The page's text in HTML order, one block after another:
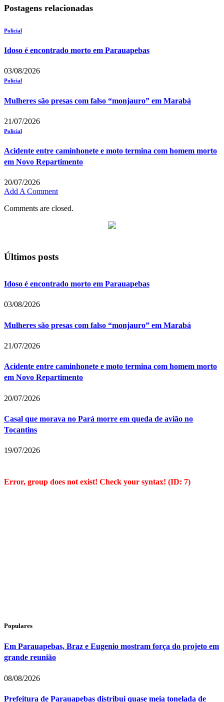
Postagens relacionadas
Policial
Idoso é encontrado morto em Parauapebas
03/08/2026
Policial
Mulheres são presas com falso “monjauro” em Marabá
21/07/2026
Policial
Acidente entre caminhonete e moto termina com homem morto
em Novo Repartimento
20/07/2026
Add A Comment
Comments are closed.
Últimos posts
Idoso é encontrado morto em Parauapebas
03/08/2026
Mulheres são presas com falso “monjauro” em Marabá
21/07/2026
Acidente entre caminhonete e moto termina com homem morto
em Novo Repartimento
20/07/2026
Casal que morava no Pará morre em queda de avião no
Tocantins
19/07/2026
Error, group does not exist! Check your syntax! (ID: 7)
Populares
Em Parauapebas, Braz e Eugenio mostram força do projeto em
grande reunião
08/08/2026
Prefeitura de Parauapebas distribui quase meia tonelada de